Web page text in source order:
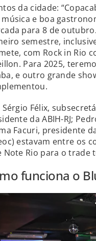
da cidade:
e boa
para 8 de
semestre,
com Rock in Rio
Para 2025,
e outro grande
Sérgio Félix,
da ABIH-RJ;
Facuri, presidente
estavam entre os
Note Rio para o trade
funciona o